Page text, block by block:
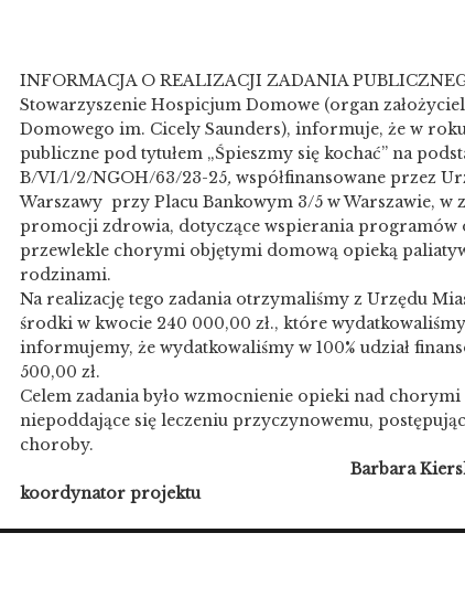
INFORMACJA O REALIZACJI ZADANIA
Stowarzyszenie Hospicjum Domowe (organ
Domowego im. Cicely Saunders), informuje, że w
publiczne pod tytułem „Śpieszmy się kochać” na
B/VI/1/2/NGOH/63/23-25, współfinansowane przez
Warszawy przy Placu Bankowym 3/5 w Warszawie, w
promocji zdrowia, dotyczące wspierania programów
przewlekle chorymi objętymi domową opieką
rodzinami.
Na realizację tego zadania otrzymaliśmy z Urzędu
środki w kwocie 240 000,00 zł., które wydatkowaliśmy
informujemy, że wydatkowaliśmy w 100% udział
500,00 zł.
Celem zadania było wzmocnienie opieki nad chorymi
niepoddające się leczeniu przyczynowemu,
choroby.
Barbara
koordynator projektu